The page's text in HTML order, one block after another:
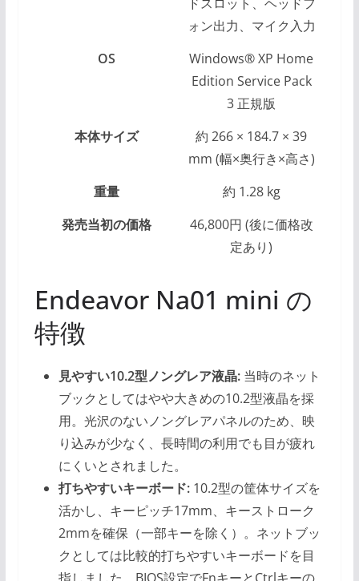
ォン出力、マイク入力
OS
Windows® XP Home
Edition Service Pack
3 正規版
本体サイズ
約 266 × 184.7 × 39
mm (幅×奥行き×高さ)
重量
約 1.28 kg
発売当初の価格
46,800円 (後に価格改
定あり)
Endeavor Na01 mini の
特徴
見やすい10.2型ノングレア液晶:当時のネット
ブックとしてはやや大きめの10.2型液晶を採
用。光沢のないノングレアパネルのため、映
り込みが少なく、長時間の利用でも目が疲れ
にくいとされました。
打ちやすいキーボード:10.2型の筐体サイズを
活かし、キーピッチ17mm、キーストローク
2mmを確保（一部キーを除く）。ネットブッ
クとしては比較的打ちやすいキーボードを目